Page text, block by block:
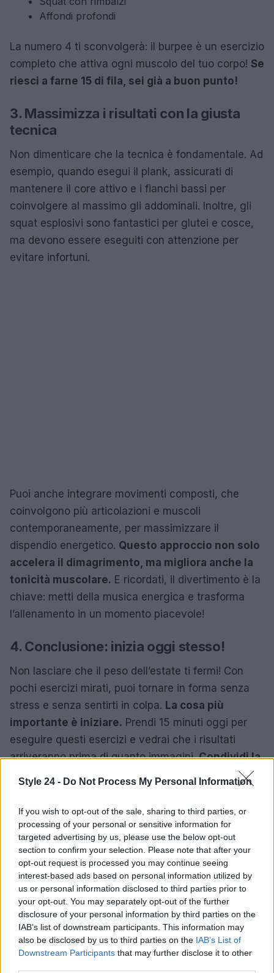
Style 24 - Do Not Process My Personal Information
If you wish to opt-out of the sale, sharing to third parties, or
processing of your personal or sensitive information for
targeted advertising by us, please use the below opt-out
section to confirm your selection. Please note that after your
opt-out request is processed you may continue seeing
interest-based ads based on personal information utilized by
us or personal information disclosed to third parties prior to
your opt-out. You may separately opt-out of the further
disclosure of your personal information by third parties on the
IAB’s list of downstream participants. This information may
also be disclosed by us to third parties on the IAB’s List of
Downstream Participants that may further disclose it to other
Affondi profondi
La numero 4 ti sconvolgerà: il burpee è un esercizio
completo che attiva ogni muscolo del tuo corpo! Se
riesci a farne 15 di fila, sei già a buon punto!
3. Massimizza i risultati con la giusta
tecnica
Non dimenticare che la tecnica è fondamentale. Ad
esempio, quando esegui il plank, assicurati di
mantenere il core attivo e i fianchi bassi per
coinvolgere al massimo gli addominali. Inoltre, gli
squat esplosivi sono fantastici per glutei e cosce,
ma devono essere eseguiti con attenzione per
evitare infortuni.
Puoi anche integrare movimenti composti, che
coinvolgono più articolazioni e muscoli
contemporaneamente, per massimizzare il
dispendio energetico. Questo approccio non solo
accelera il dimagrimento, ma migliora anche la
tonicità muscolare. E ricordati, il divertimento è la
chiave: metti della musica energica e trasforma
l’allenamento in un momento piacevole!
4. Conclusione: inizia oggi stesso!
Non lasciare che il peso dell’estate ti fermi! Con
pochi esercizi mirati, puoi tornare in forma senza
stress e senza sentirti in colpa. La cosa più
importante è iniziare. Prendi 15 minuti oggi per
eseguire questi esercizi e vedrai che i risultati
arriveranno prima di quanto immagini.Condividi la
tua esperienza e i tuoi progressi con i tuoi amici,
perché insieme è più facile e divertente!
AUTORE
Staff